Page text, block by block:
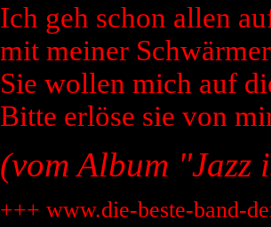
Ich geh schon allen
mit meiner
Sie wollen mich auf
Bitte erlöse sie von
(vom Album "Jazz
+++ www.die-beste-band-